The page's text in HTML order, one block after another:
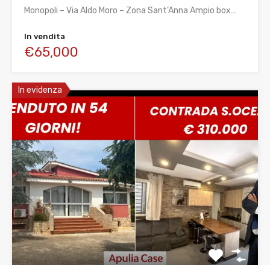
Monopoli – Via Aldo Moro – Zona Sant’Anna Ampio box…
In vendita
€65,000
In evidenza